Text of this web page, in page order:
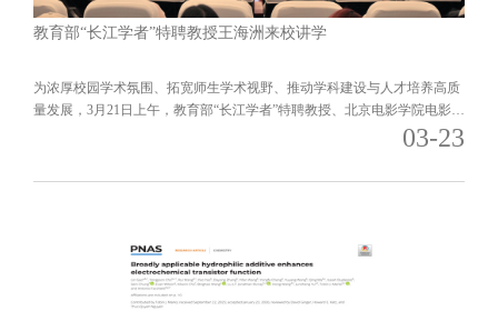
教育部“长江学者”特聘教授王海洲来校讲学
为浓厚校园学术氛围、拓宽师生学术视野、推动学科建设与人才培养高质
量发展，3月21日上午，教育部“长江学者”特聘教授、北京电影学院电影学
03-23